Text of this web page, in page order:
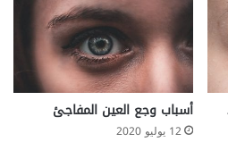
أسباب وجع العين المفاجئ
12 يوليو 2020